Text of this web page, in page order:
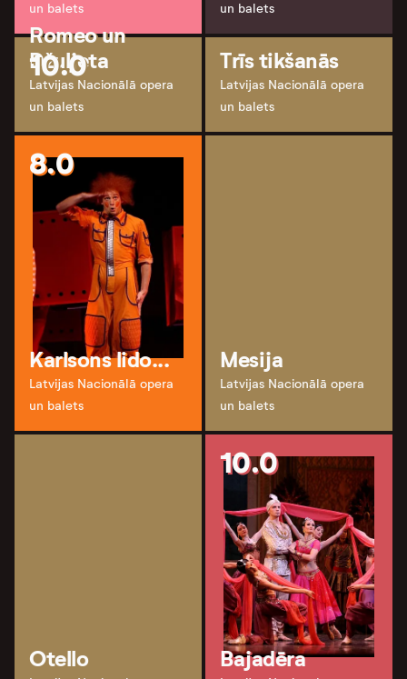
un balets
un balets
10.0
Romeo un
Džuljeta
Latvijas Nacionālā opera
un balets
Trīs tikšanās
Latvijas Nacionālā opera
un balets
8.0
Karlsons lido...
Latvijas Nacionālā opera
un balets
Mesija
Latvijas Nacionālā opera
un balets
Otello
10.0
Bajadēra